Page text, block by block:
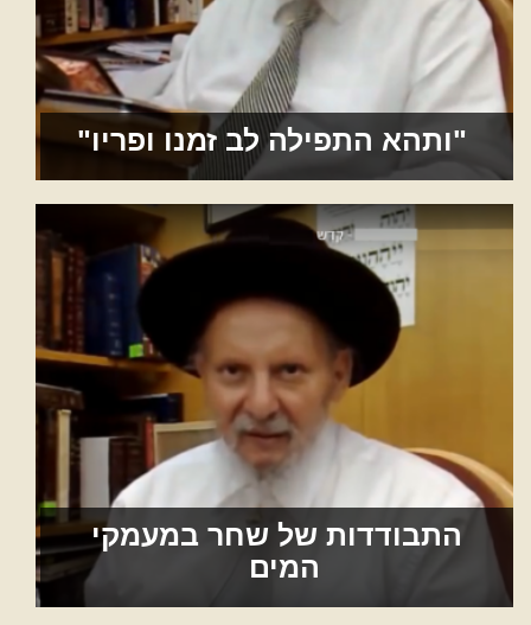
"ותהא התפילה לב זמנו ופריו"
התבודדות של שחר במעמקי
המים